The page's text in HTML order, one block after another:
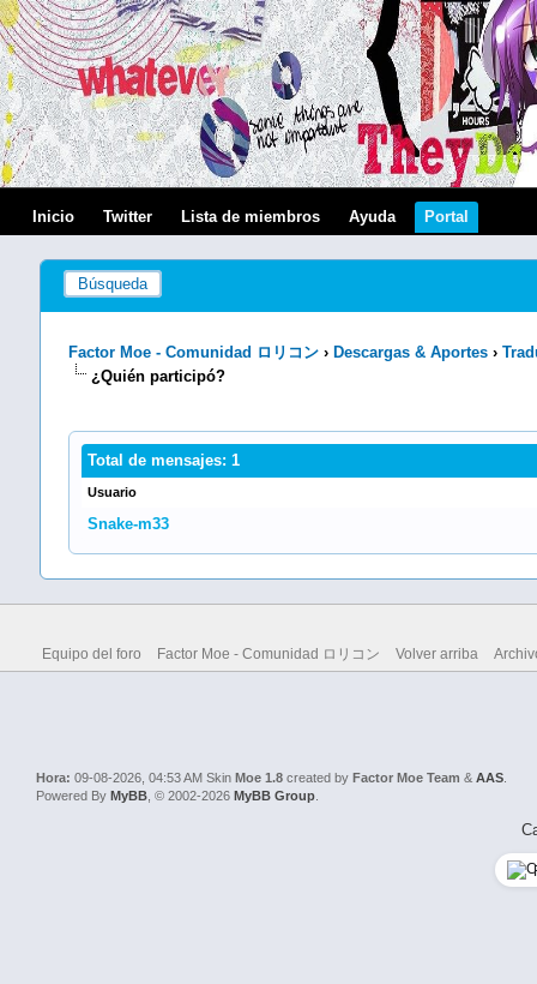
Inicio Twitter Lista de miembros Ayuda Portal
Búsqueda
Factor Moe - Comunidad ロリコン › Descargas & Aportes ›
¿Quién participó?
Total de mensajes: 1
Usuario
Snake-m33
Equipo del foro Factor Moe - Comunidad ロリコン Volver arriba
Hora: 09-08-2026, 04:53 AMSkin Moe 1.8 created by Factor Moe Team &AAS
Powered By MyBB , © 2002-2026 MyBB Group